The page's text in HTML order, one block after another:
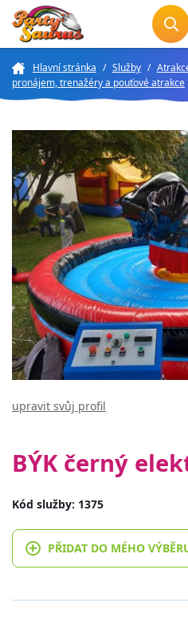
Hlavní stránka / Služby /
pronájem, trenažéry a pouťové atrakce
upravit svůj profil
BÝK černý
Kód služby: 1375
PŘIDAT DO MÉHO